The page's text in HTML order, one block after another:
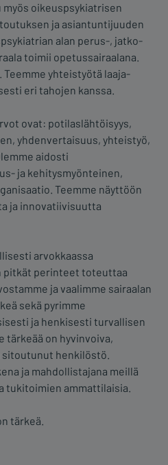
oikeuspsykiatrisen
ja asiantuntijuuden
alan perus-, jatko-
toimii opetussairaalana.
Teemme yhteistyötä laaja-
eri tahojen kanssa.
ovat: potilaslähtöisyys,
yhdenvertaisuus, yhteistyö,
aidosti
ja kehitysmyönteinen,
Teemme näyttöön
ja innovatiivisuutta
arvokkaassa
pitkät perinteet toteuttaa
ja vaalimme sairaalan
sekä pyrimme
ja henkisesti turvallisen
tärkeää on hyvinvoiva,
henkilöstö.
ja mahdollistajana meillä
tukitoimien ammattilaisia.
tärkeä.